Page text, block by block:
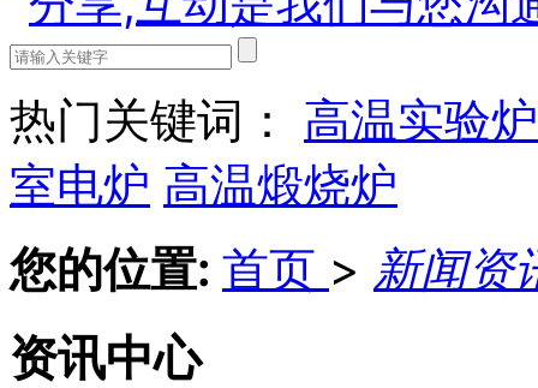
热门关键词： 高温实验炉
室电炉 高温煅烧炉
您的位置: 首页 > 新闻资
资讯中心